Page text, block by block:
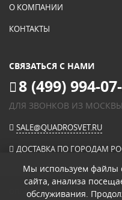
О КОМПАНИИ
КОНТАКТЫ
СВЯЗАТЬСЯ С НАМИ
8 (499) 994-
ДЛЯ ЗВОНКОВ ИЗ
SALE@QUADROSVET.RU
ДОСТАВКА ПО ГОРОДАМ
ОПЛАЧИВАЙТЕ ПРИ ПОЛУЧЕНИИ
Мы используем файлы
сайта, анализа
обслуживания.